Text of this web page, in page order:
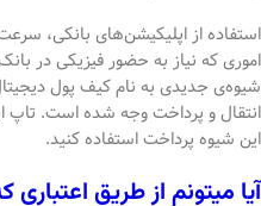
استفاده از اپلیکیشن‌های بانکی،
اموری که نیاز به حضور فیزیکی در
شیوه‌ی جدیدی به نام کیف پول
انتقال و پرداخت وجه شده است. تاپ
این شیوه‌ پرداخت استفاده کنید.
آیا میتونم از طریق